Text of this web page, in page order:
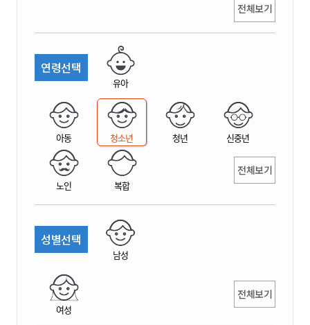
전체보기
연령선택
유아
아동 청소년 청년 신중년
노인 복합
전체보기
성별선택
남성
여성
전체보기